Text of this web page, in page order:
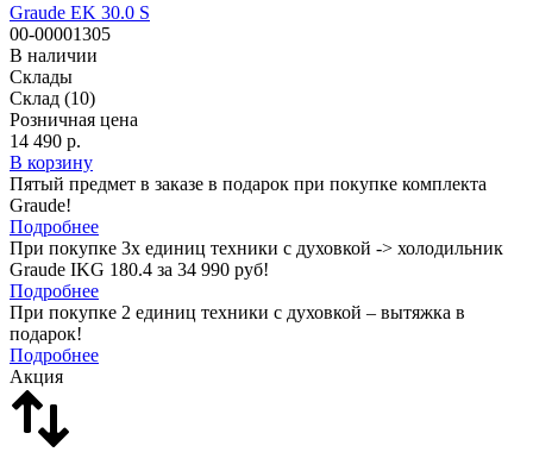
Graude EK 30.0 S
00-00001305
В наличии
Склады
Склад (10)
Розничная цена
14 490 р.
В корзину
Пятый предмет в заказе в подарок при покупке комплекта
Graude!
Подробнее
При покупке 3х единиц техники с духовкой -> холодильник
Graude IKG 180.4 за 34 990 руб!
Подробнее
При покупке 2 единиц техники с духовкой – вытяжка в
подарок!
Подробнее
Акция